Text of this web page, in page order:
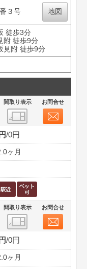
３号 地図
徒歩3分
附 徒歩9分
見附 徒歩9分
間取り表示 お問合せ
0円
ヶ月
間取り表示 お問合せ
0円
ヶ月